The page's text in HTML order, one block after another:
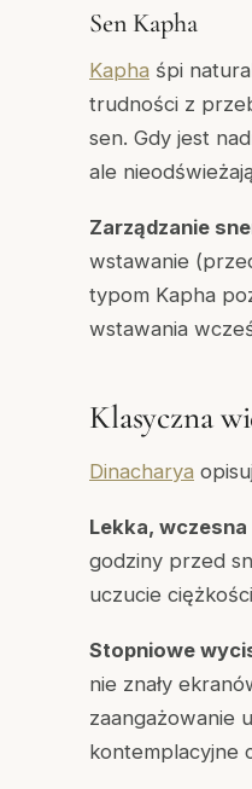
Sen Kapha
Kapha śpi
trudności z
sen. Gdy jest
ale
Zarządzanie
wstawanie
typom Kapha
wstawania
Klasyczna
Dinacharya
Lekka,
godziny przed
uczucie
Stopniowe
nie znały
zaangażowanie
kontemplacyjne